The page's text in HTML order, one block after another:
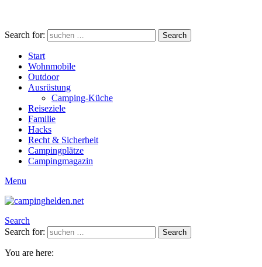
Search for: Search
Start
Wohnmobile
Outdoor
Ausrüstung
Camping-Küche
Reiseziele
Familie
Hacks
Recht & Sicherheit
Campingplätze
Campingmagazin
Menu
Search
Search for:
Search
You are here: